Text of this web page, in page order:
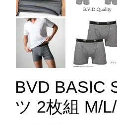
BVD BASIC
ツ 2枚組 M/